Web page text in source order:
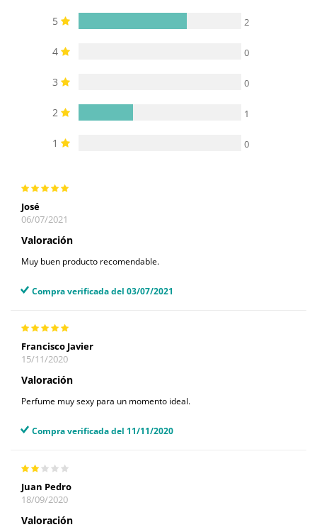
5 2
4 0
3 0
2 1
1 0
José
06/07/2021
Valoración
Muy buen producto recomendable.
Compra verificada del 03/07/2021
Francisco Javier
15/11/2020
Valoración
Perfume muy sexy para un momento ideal.
Compra verificada del 11/11/2020
Juan Pedro
18/09/2020
Valoración